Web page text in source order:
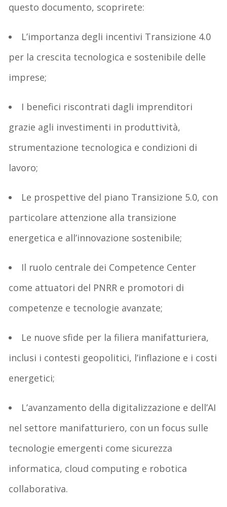
questo documento, scoprirete:
L’importanza degli incentivi Transizione 4.0
per la crescita tecnologica e sostenibile delle
imprese;
I benefici riscontrati dagli imprenditori
grazie agli investimenti in produttività,
strumentazione tecnologica e condizioni di
lavoro;
Le prospettive del piano Transizione 5.0, con
particolare attenzione alla transizione
energetica e all’innovazione sostenibile;
Il ruolo centrale dei Competence Center
come attuatori del PNRR e promotori di
competenze e tecnologie avanzate;
Le nuove sfide per la filiera manifatturiera,
inclusi i contesti geopolitici, l’inflazione e i costi
energetici;
L’avanzamento della digitalizzazione e dell’AI
nel settore manifatturiero, con un focus sulle
tecnologie emergenti come sicurezza
informatica, cloud computing e robotica
collaborativa.